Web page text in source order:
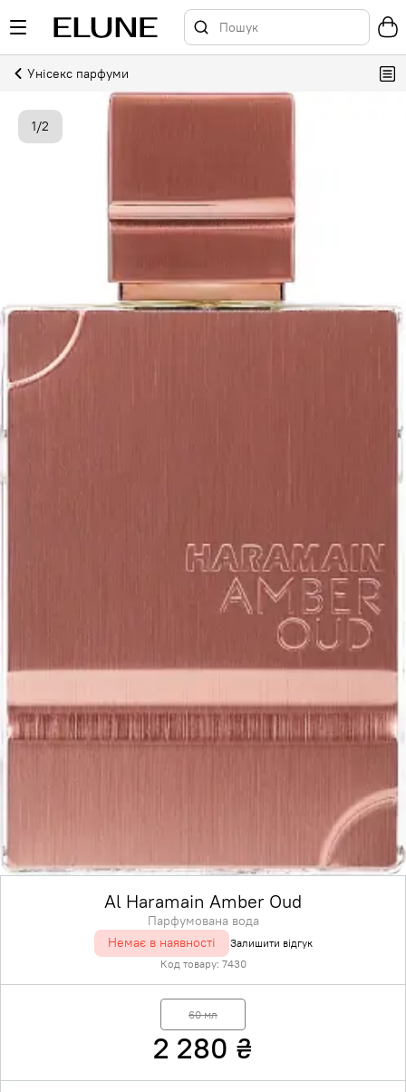
Унісекс парфуми
1/2
Al Haramain Amber Oud
Парфумована вода
Немає в наявності
Залишити відгук
Код товару: 7430
60 мл
2 280 ₴